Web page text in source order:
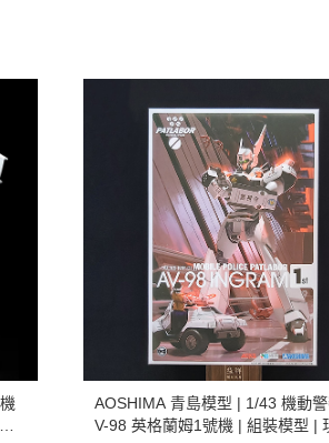
AOSHIMA 青島模型 | 1/43 機動
V-98 英格蘭姆1號機 | 組裝模型 |